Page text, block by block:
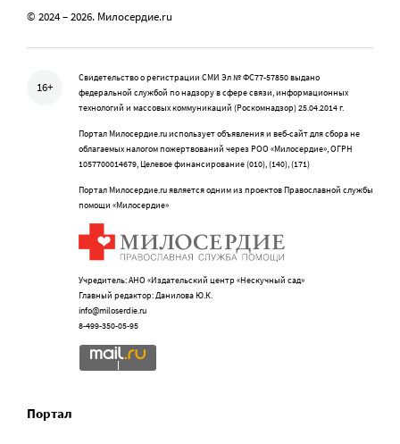
© 2024 – 2026. Милосердие.ru
16+
Свидетельство о регистрации СМИ Эл № ФС77-57850 выдано
федеральной службой по надзору в сфере связи, информационных
технологий и массовых коммуникаций (Роскомнадзор) 25.04.2014 г.
Портал Милосердие.ru использует объявления и веб-сайт для сбора не
облагаемых налогом пожертвований через РОО «Милосердие», ОГРН
1057700014679, Целевое финансирование (010), (140), (171)
Портал Милосердие.ru является одним из проектов Православной службы
помощи «Милосердие»
Учредитель: АНО «Издательский центр «Нескучный сад»
Главный редактор: Данилова Ю.К.
info@miloserdie.ru
8-499-350-05-95
Портал